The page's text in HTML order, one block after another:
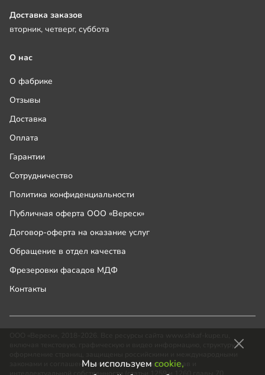
Мы используем cookie,
Доставка заказов
вторник, четверг, суббота
О нас
О фабрике
Отзывы
Доставка
Оплата
Гарантии
Сотрудничество
Политика конфиденциальности
Публичная оферта ООО «Вереск»
Договор-оферта на оказание услуг
Обращение в отдел качества
Фрезеровки фасадов МДФ
Контакты
включая текстовую, графическую и видео информацию, структуру и
законами и соглашениями об охране авторских прав и